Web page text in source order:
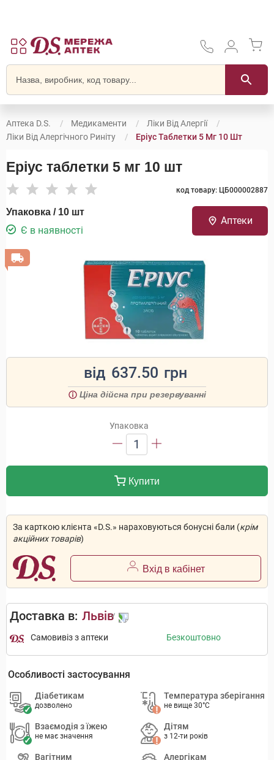
Аптека D.S. Медикаменти
Ліки Від Алергії
Ліки Від Алергічного Риніту
Еріус Таблетки 5 Мг 10 Шт
Еріус таблетки 5 мг 10 шт
код товару: ЦБ000002887
Упаковка / 10 шт
Є в наявності
Аптеки
від 637.50 грн
Ціна дійсна при резервуванні
Упаковка
1
Купити
За карткою клієнта «D.S.» нараховуються бонусні бали (крім
акційних товарів)
Вхід в кабінет
Доставка в: Львів
Самовивіз з аптеки Безкоштовно
Особливості застосування
Діабетикам
дозволено
Температура зберігання
не вище 30°C
Взаємодія з їжею
не має значення
Дітям
з 12-ти років
Вагітним Алергікам